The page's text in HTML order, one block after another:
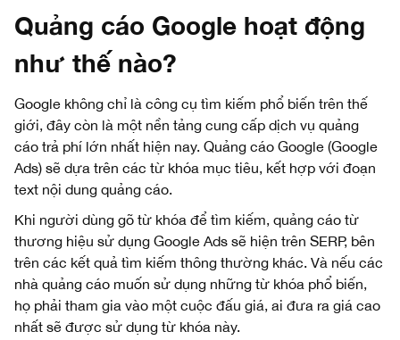
Quảng cáo Google hoạt động
như thế nào?
Google không chỉ là công cụ tìm kiếm phổ biến trên thế
giới, đây còn là một nền tảng cung cấp dịch vụ quảng
cáo trả phí lớn nhất hiện nay. Quảng cáo Google (Google
Ads) sẽ dựa trên các từ khóa mục tiêu, kết hợp với đoạn
text nội dung quảng cáo.
Khi người dùng gõ từ khóa để tìm kiếm, quảng cáo từ
thương hiệu sử dụng Google Ads sẽ hiện trên SERP, bên
trên các kết quả tìm kiếm thông thường khác. Và nếu các
nhà quảng cáo muốn sử dụng những từ khóa phổ biến,
họ phải tham gia vào một cuộc đấu giá, ai đưa ra giá cao
nhất sẽ được sử dụng từ khóa này.